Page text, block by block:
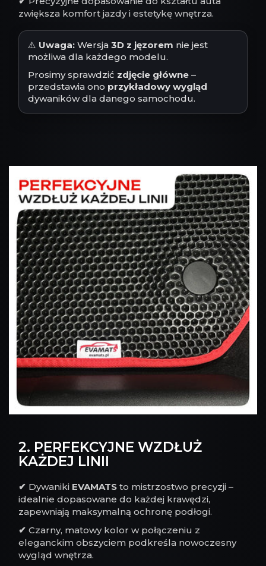
zwiększa komfort jazdy i estetykę wnętrza.
⚠️ Uwaga: Wersja 3D z jęzorem nie jest
możliwa dla każdego modelu.
Prosimy sprawdzić zdjęcie główne –
przedstawia ono przykładowy wygląd
dywaników dla danego samochodu.
2. PERFEKCYJNE WZDŁUŻ
KAŻDEJ LINII
✔ Dywaniki EVAMATS to mistrzostwo precyzji –
idealnie dopasowane do każdej krawędzi,
zapewniają maksymalną ochronę podłogi.
✔ Czarny, matowy kolor w połączeniu z
eleganckim obszyciem podkreśla nowoczesny
wygląd wnętrza.